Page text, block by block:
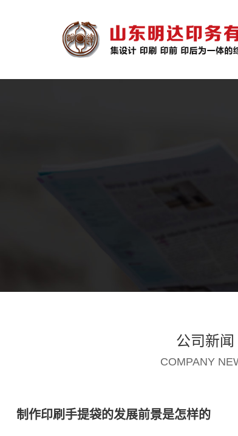
公司新闻
COMPANY
制作印刷手提袋的发展前景是怎样的